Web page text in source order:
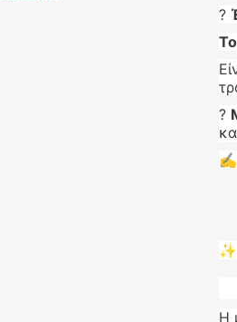
?
?
✍️
Η